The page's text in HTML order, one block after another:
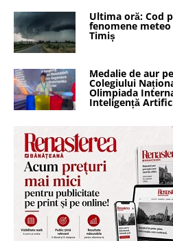
Ultima oră: Cod
fenomene
Timiș
Medalie de aur
Colegiului
Olimpiada
Inteligență